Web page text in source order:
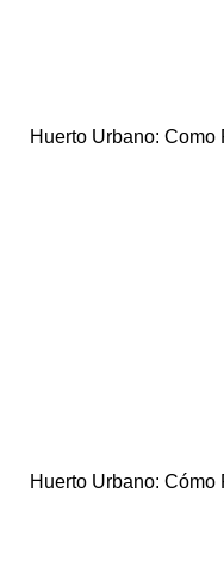
Huerto Urbano: Como
Huerto Urbano: Cómo